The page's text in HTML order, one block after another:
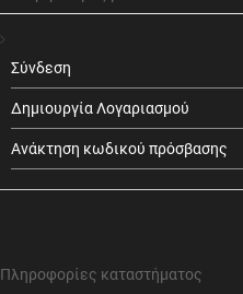
Σύνδεση
Δημιουργία Λογαριασμού
Ανάκτηση κωδικού πρόσβασης
Πληροφορίες καταστήματος